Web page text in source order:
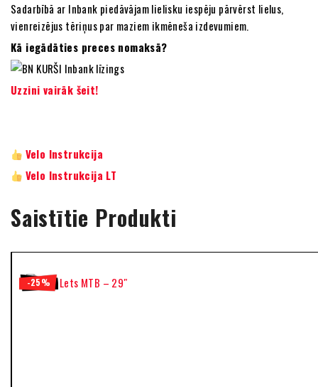
Sadarbībā ar Inbank piedāvājam lielisku iespēju pārvērst lielus,
vienreizējus tēriņus par maziem ikmēneša izdevumiem.
Kā iegādāties preces nomaksā?
Uzzini vairāk šeit!
Velo Instrukcija
Velo Instrukcija LT
Saistītie Produkti
-21%
-25%
-10%
-15%
-24%
-21%
-25%